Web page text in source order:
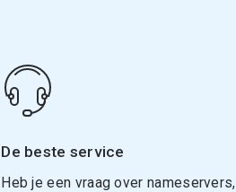
De beste service
Heb je een vraag over nameservers,